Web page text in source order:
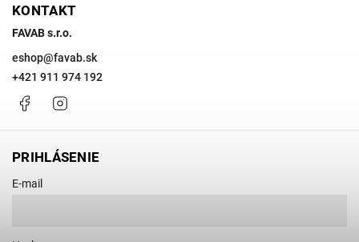
KONTAKT
FAVAB s.r.o.
eshop@favab.sk
+421 911 974 192
Facebook
PRIHLÁSENIE
E-mail